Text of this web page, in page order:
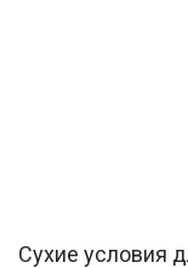
Сухие условия